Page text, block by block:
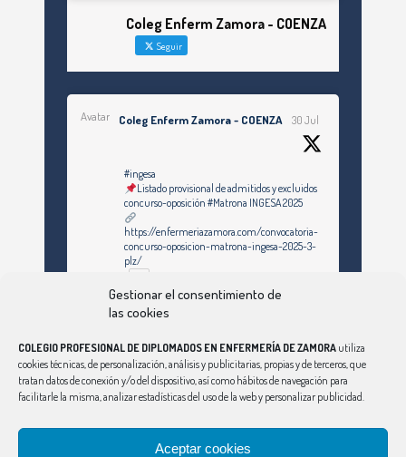
Gestionar el consentimiento de
las cookies
COLEGIO PROFESIONAL DE DIPLOMADOS EN ENFERMERÍA DE ZAMORA utiliza
cookies técnicas, de personalización, análisis y publicitarias, propias y de terceros, que
tratan datos de conexión y/o del dispositivo, así como hábitos de navegación para
facilitarle la misma, analizar estadísticas del uso de la web y personalizar publicidad.
Aceptar cookies
Coleg Enferm Zamora - COENZA
Seguir
Avatar Coleg Enferm Zamora - COENZA 30 Jul
#ingesa
Listado provisional de admitidos y excluidos
concurso-oposición #Matrona INGESA 2025
https://enfermeriazamora.com/convocatoria-
concurso-oposicion-matrona-ingesa-2025-3-
plz/
Ver Más
Síguenos en Instagram